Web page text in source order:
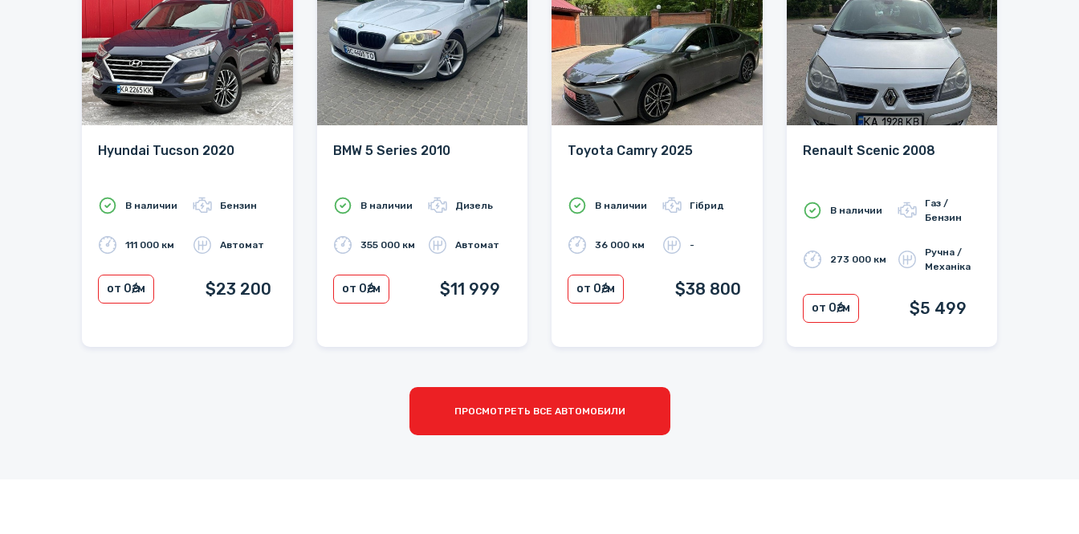
Hyundai Tucson 2020
В наличии Бензин
111 000 км Автомат
от 0₴/м $23 200
BMW 5 Series 2010
В наличии Дизель
355 000 км Автомат
от 0₴/м $11 999
Toyota Camry 2025
В наличии Гібрид
36 000 км -
от 0₴/м $38 800
Renault Scenic 2008
В наличии
Газ /
Бензин
273 000 км
Ручна /
Механіка
от 0₴/м $5 499
ПРОСМОТРЕТЬ ВСЕ АВТОМОБИЛИ